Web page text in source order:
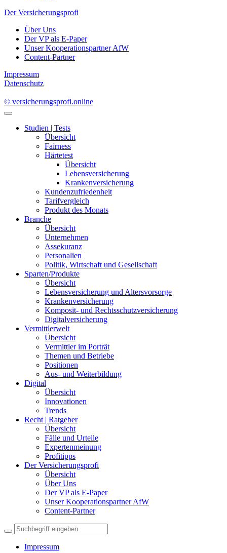
Der Versicherungsprofi
Über Uns
Der VP als E-Paper
Unser Kooperationspartner AfW
Content-Partner
Impressum
Datenschutz
© versicherungsprofi.online
Studien | Tests
Übersicht
Fairness
Härtetest
Übersicht
Lebensversicherung
Krankenversicherung
Kundenzufriedenheit
Tarifvergleich
Produkt des Monats
Branche
Übersicht
Unternehmen
Assekuranz
Personalien
Politik, Wirtschaft und Gesellschaft
Sparten/Produkte
Übersicht
Lebensversicherung und Altersvorsorge
Krankenversicherung
Komposit- und Rechtsschutzversicherung
Digitalversicherung
Vermittlerwelt
Übersicht
Vermittler im Porträt
Themen und Betriebe
Positionen
Aus- und Weiterbildung
Digital
Übersicht
Innovationen
Trends
Recht | Ratgeber
Übersicht
Fälle und Urteile
Expertenmeinung
Profitipps
Der Versicherungsprofi
Übersicht
Über Uns
Der VP als E-Paper
Unser Kooperationspartner AfW
Content-Partner
Impressum